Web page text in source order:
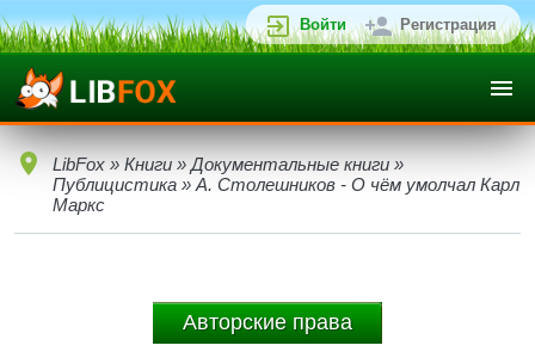
Войти Регистрация
LibFox » Книги » Документальные книги »
Публицистика » А. Столешников - О чём умолчал Карл
Маркс
Авторские права